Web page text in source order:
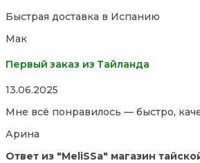
out
5
Быстрая доставка в Испанию
Мак
Первый заказ из Тайланда
Rated
out
5
13.06.2025
Мне всё понравилось — быстро,
Арина
Ответ из "MeliSSa" магазин